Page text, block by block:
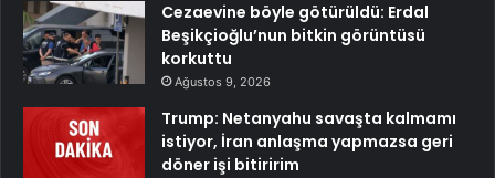
Cezaevine böyle götürüldü: Erdal
Beşikçioğlu’nun bitkin görüntüsü
korkuttu
Ağustos 9, 2026
Trump: Netanyahu savaşta kalmamı
istiyor, İran anlaşma yapmazsa geri
döner işi bitiririm